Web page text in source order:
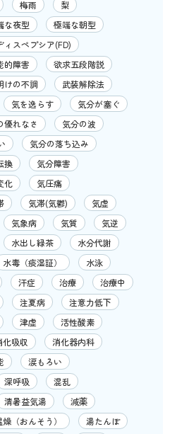
梅雨
梨
な夜型
極端な朝型
ィスペプシア(FD)
的障害
欲求五段階説
けの不調
武装解除法
気を逸らす
気分が塞ぐ
優れなさ
気分の波
気分の落ち込み
換
気分障害
化
気圧痛
気滞(気鬱)
気虚
気象病 気質
気逆
水出し緑茶
水分代謝
水毒（痰湿証）
水泳
汗症 治療
治療中
注夏病
注意力低下
津虚
活性酸素
化吸収
消化器内科
涙もろい
深呼吸
混乱
清暑益気湯
減薬
燥（おんそう）
湯たんぽ